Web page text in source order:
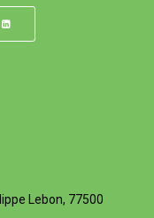
Lebon, 77500